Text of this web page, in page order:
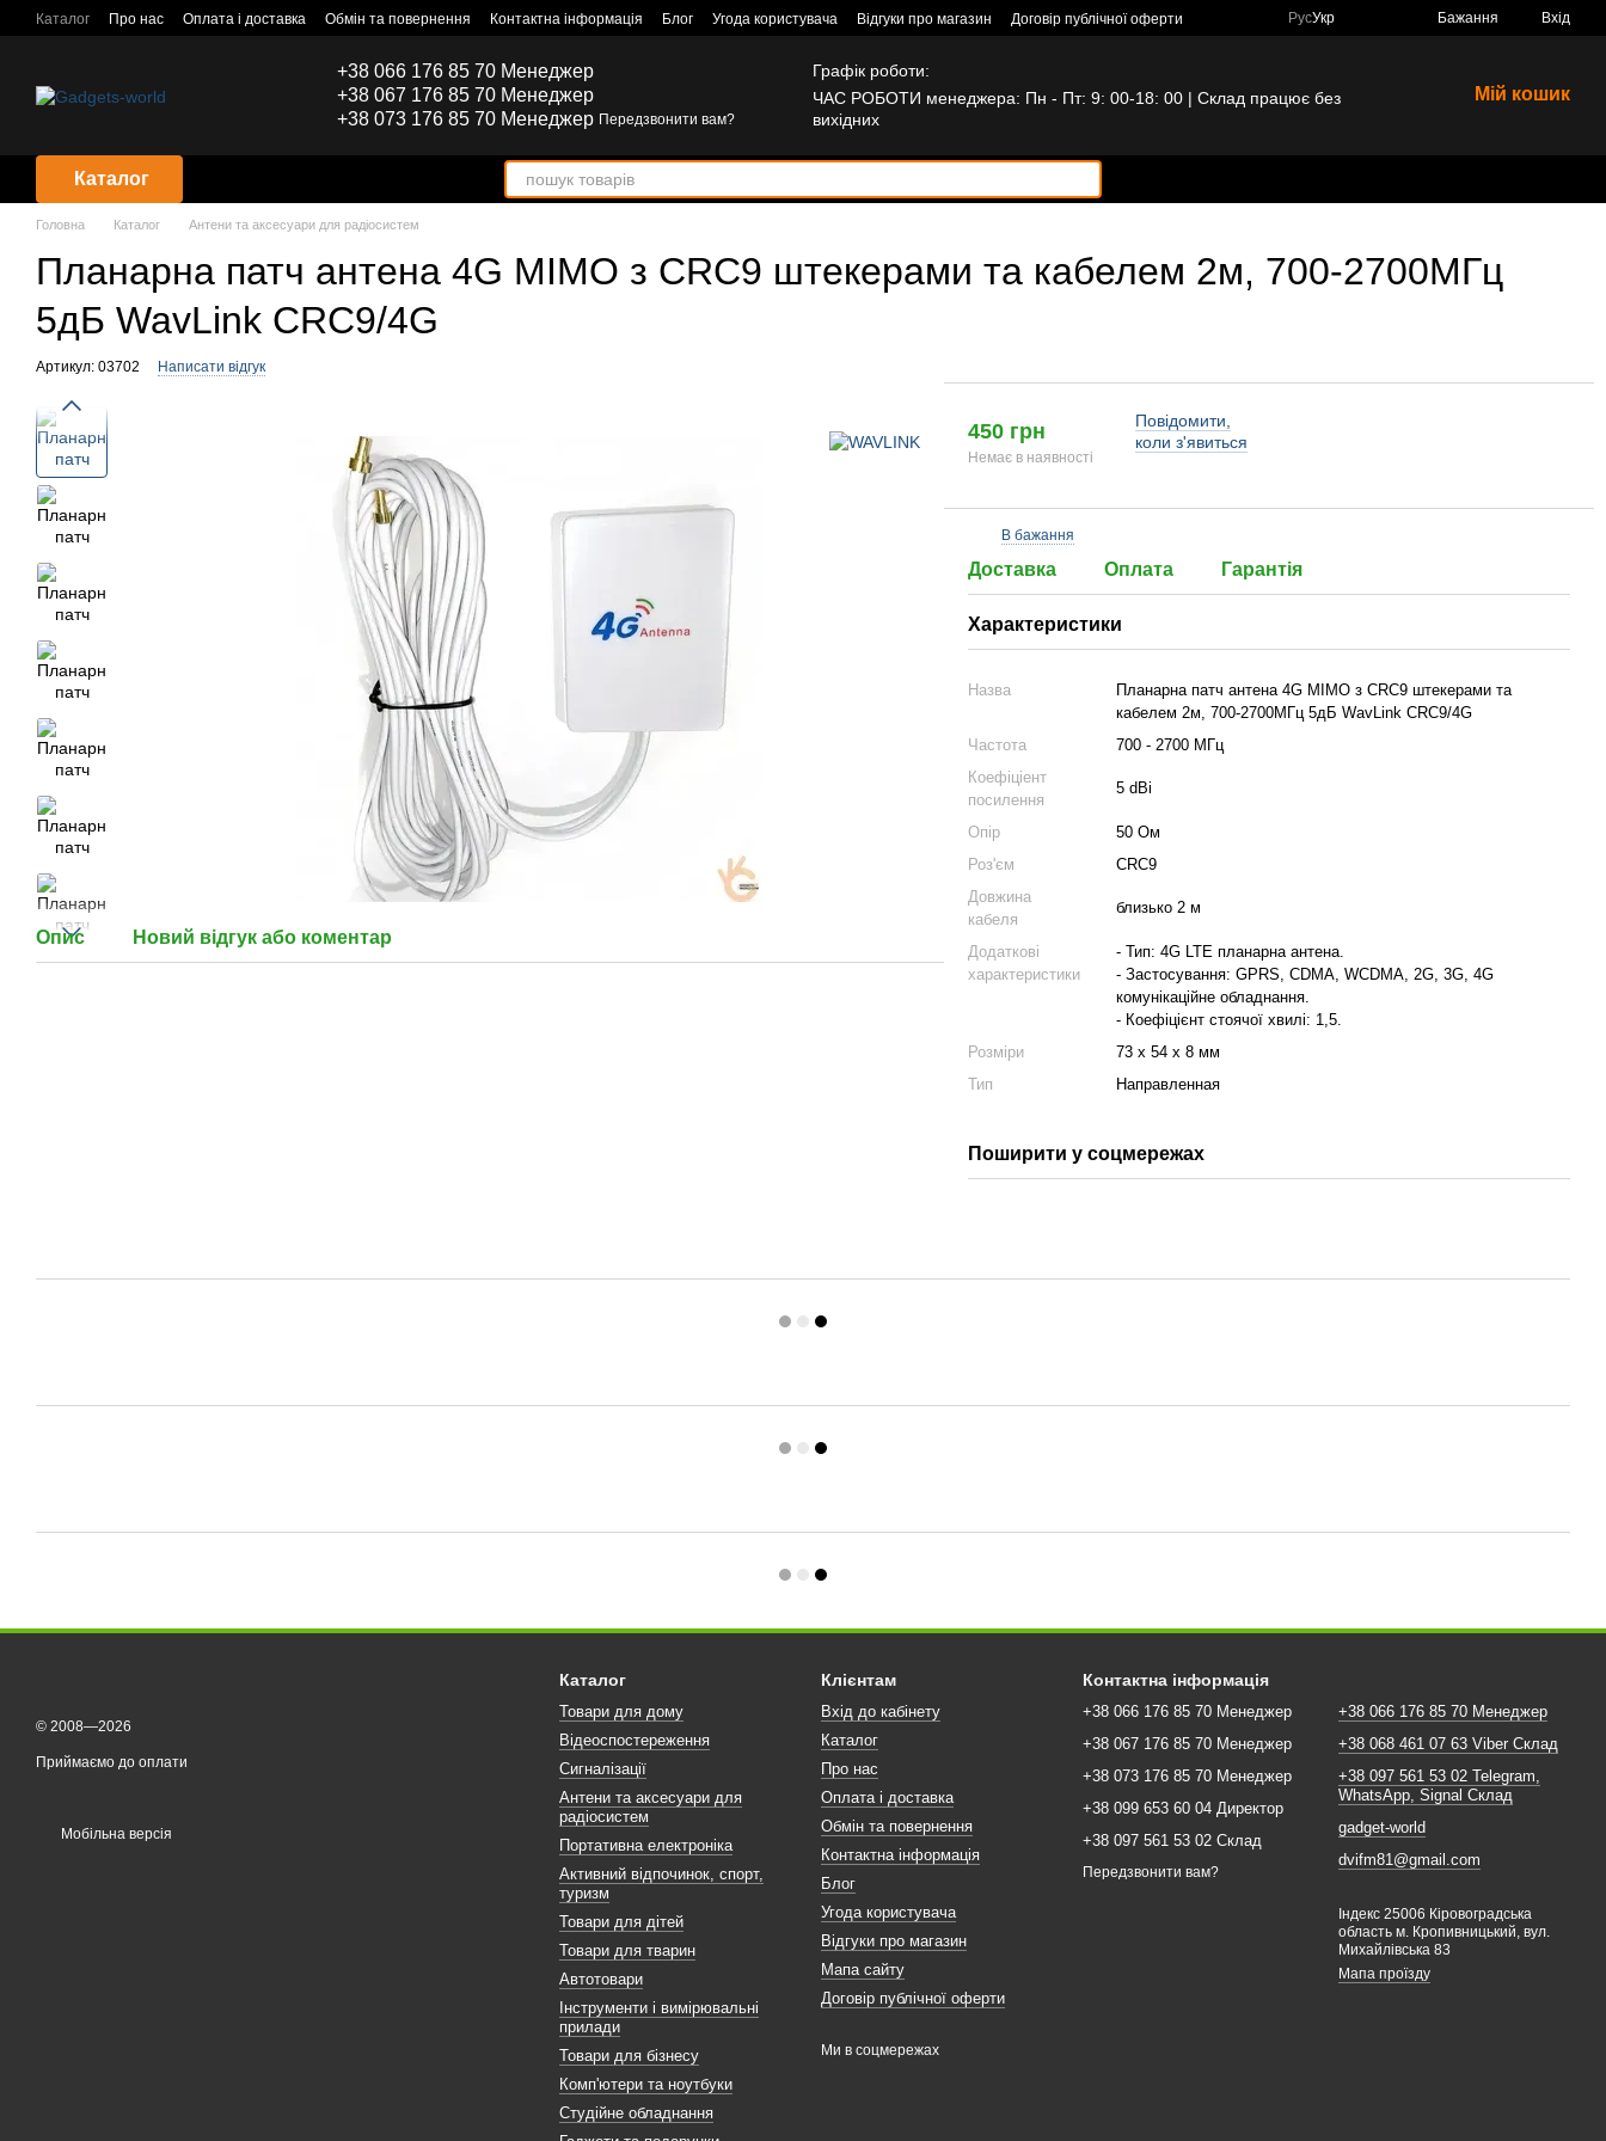
Перейти до основного контенту
Каталог Про нас Оплата і доставка Обмін та повернення Контактна інформація Блог Угода користувача Відгуки про магазин Договір публічної оферти РусУкр Бажання Вхід
+38 066 176 85 70 Менеджер
+38 067 176 85 70 Менеджер
+38 073 176 85 70 Менеджер Передзвонити вам?
Графік роботи:
ЧАС РОБОТИ менеджера: Пн - Пт: 9: 00-18: 00 | Склад працює без
вихідних
Мій кошик
Каталог
Головна Каталог Антени та аксесуари для радіосистем
Планарна патч антена 4G MIMO з CRC9 штекерами та кабелем 2м, 700-2700МГц
5дБ WavLink CRC9/4G
Артикул: 03702 Написати відгук
Опис Новий відгук або коментар
450 грн
Немає в наявності
Повідомити,
коли з'явиться
В бажання
Доставка Оплата Гарантія
Характеристики
Назва
Планарна патч антена 4G MIMO з CRC9 штекерами та
кабелем 2м, 700-2700МГц 5дБ WavLink CRC9/4G
Частота
700 - 2700 МГц
Коефіціент
посилення
5 dBi
Опір
50 Ом
Роз'єм
CRC9
Довжина
кабеля
близько 2 м
Додаткові
характеристики
- Тип: 4G LTE планарна антена.
- Застосування: GPRS, CDMA, WCDMA, 2G, 3G, 4G
комунікаційне обладнання.
- Коефіцієнт стоячої хвилі: 1,5.
Розміри
73 х 54 х 8 мм
Тип
Направленная
Поширити у соцмережах
© 2008—2026
Приймаємо до оплати
Мобільна версія
Каталог
Товари для дому
Відеоспостереження
Сигналізації
Антени та аксесуари для
радіосистем
Портативна електроніка
Активний відпочинок, спорт,
туризм
Товари для дітей
Товари для тварин
Автотовари
Інструменти і вимірювальні
прилади
Товари для бізнесу
Комп'ютери та ноутбуки
Студійне обладнання
Клієнтам
Вхід до кабінету
Каталог
Про нас
Оплата і доставка
Обмін та повернення
Контактна інформація
Блог
Угода користувача
Відгуки про магазин
Мапа сайту
Договір публічної оферти
Ми в соцмережах
Контактна інформація
+38 066 176 85 70 Менеджер
+38 067 176 85 70 Менеджер
+38 073 176 85 70 Менеджер
+38 099 653 60 04 Директор
+38 097 561 53 02 Склад
Передзвонити вам?
+38 066 176 85 70 Менеджер
+38 068 461 07 63 Viber Склад
+38 097 561 53 02 Telegram,
WhatsApp, Signal Склад
gadget-world
dvifm81@gmail.com
Індекс 25006 Кіровоградська
область м. Кропивницький, вул.
Михайлівська 83
Мапа проїзду